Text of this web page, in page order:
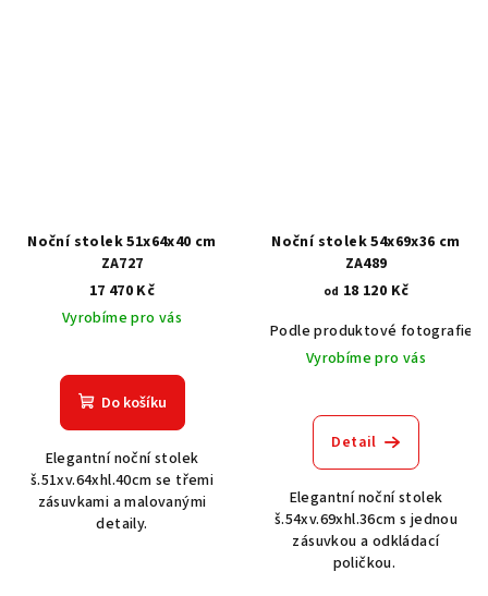
Noční stolek 51x64x40 cm
ZA727
17 470 Kč
Vyrobíme pro vás
Do košíku
Elegantní noční stolek
š.51xv.64xhl.40cm se třemi
zásuvkami a malovanými
detaily.
Noční stolek 54x69x36 cm
ZA489
od 18 120 Kč
Podle produktové fotografie
Vyrobíme pro vás
Detail
Elegantní noční stolek
š.54xv.69xhl.36cm s jednou
zásuvkou a odkládací
poličkou.